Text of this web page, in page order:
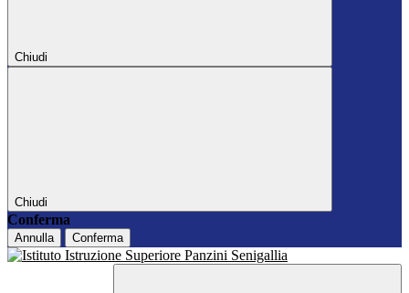
Chiudi
Chiudi
Conferma
Annulla Conferma